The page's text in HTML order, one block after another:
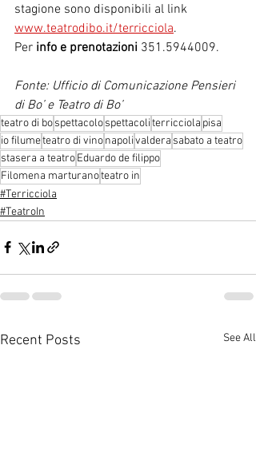
stagione sono disponibili al link
www.teatrodibo.it/terricciola.
Per info e prenotazioni 351.5944009.
Fonte: Ufficio di Comunicazione Pensieri
di Bo’ e Teatro di Bo’
teatro di bospettacolospettacoliterricciola pisa
io filumeteatro di vinonapolivaldera sabato a teatro
stasera a teatroEduardo de filippo
Filomena marturanoteatro in
#Terricciola
#TeatroIn
Recent Posts See All